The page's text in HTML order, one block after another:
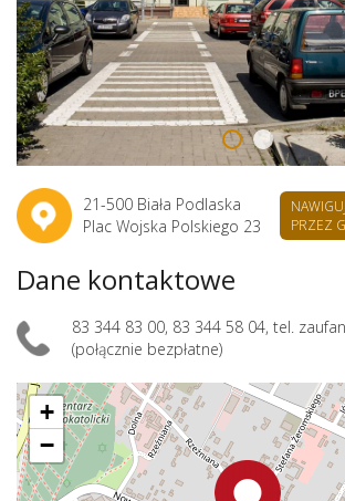
21-500 Biała Podlaska
Plac Wojska Polskiego 23
PRZEZ
Dane kontaktowe
83 344 83 00, 83 344 58 04, tel.
(połącznie bezpłatne)
+
−